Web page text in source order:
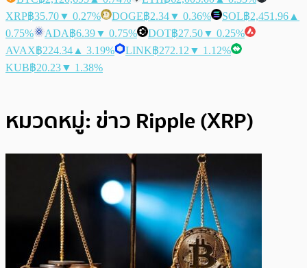
XRP฿35.70▼ 0.27% DOGE฿2.34▼ 0.36% SOL฿2,451.96 ▲
0.75%
ADA฿6.39▼ 0.75% DOT฿27.50▼ 0.25%
AVAX฿224.34 ▲ 3.19% LINK฿272.12 ▼ 1.12%
KUB฿20.23▼ 1.38%
หมวดหมู่: ข่าว Ripple (XRP)